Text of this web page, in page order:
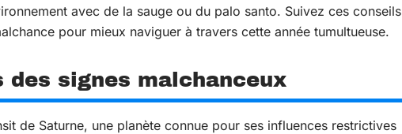
avec de la sauge ou du palo santo. Suivez ces conseils
pour mieux naviguer à travers cette année tumultueuse.
signes malchanceux
de Saturne, une planète connue pour ses influences restrictives